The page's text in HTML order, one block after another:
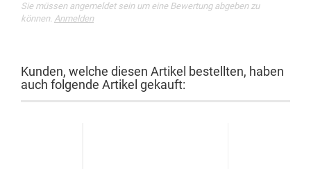
Sie müssen angemeldet sein um eine Bewertung abgeben zu
können. Anmelden
Kunden, welche diesen Artikel bestellten, haben
auch folgende Artikel gekauft: